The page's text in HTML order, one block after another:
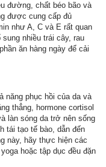
đường, chất béo bão và
được cung cấp đủ
như A, C và E rất quan
nhiều trái cây, rau
ăn hàng ngày để cải
năng phục hồi của da và
thẳng, hormone cortisol
làn sóng da trở nên sống
tái tạo tế bào, dẫn đến
này, hãy thực hiện các
hoặc tập dục đều đặn